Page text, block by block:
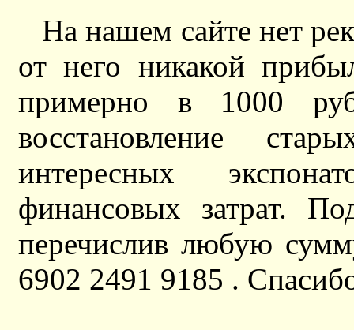
На нашем сайте нет
от него никакой
примерно в 1000
восстановление
интересных
финансовых затрат.
перечислив любую
6902 2491 9185 .